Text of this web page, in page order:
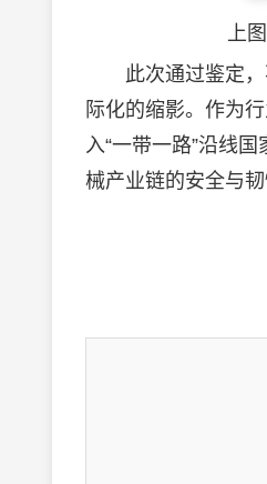
上图为
此次通过鉴定，不
际化的缩影。作为
入“一带一路”沿线
械产业链的安全与